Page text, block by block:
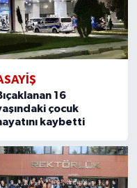
16
çocuk
kaybetti